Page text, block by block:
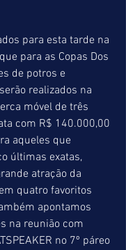
para esta tarde na
para as Copas Dos
de potros e
realizados na
móvel de três
com R$ 140.000,00
aqueles que
últimas exatas,
atração da
quatro favoritos
apontamos
na reunião com
no 7º páreo